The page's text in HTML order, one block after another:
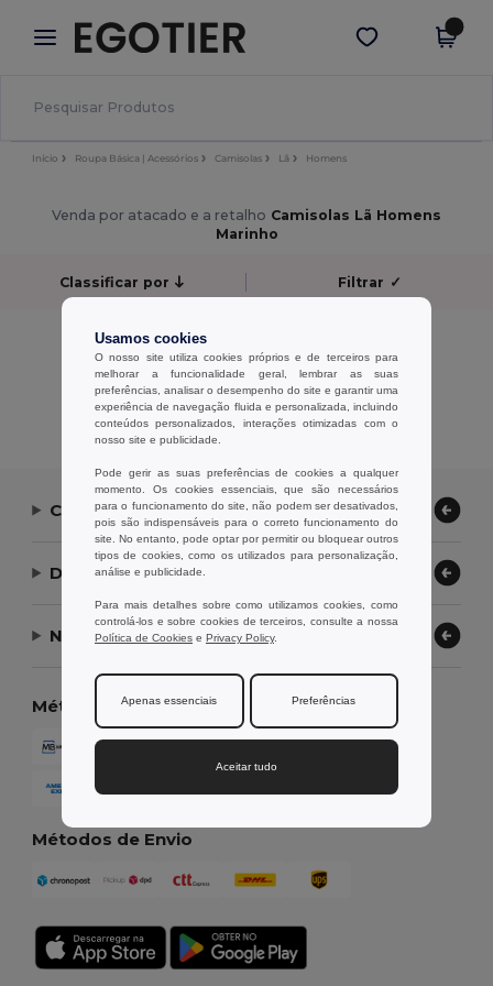
× App Egotier
Melhores preços na app!
Obter app
Início Roupa Básica | Acessórios Camisolas Lã Homens
Venda por atacado e a retalho Camisolas Lã Homens
Marinho
Classificar por Filtrar ✓
Sem resultados.
Sem resultados.
Exibindo Todos Os Produtos.
Contate-nos
Deixe-nos ajudar
Nossa Empresa
Métodos de Pagamento
Métodos de Envio
Usamos cookies
O nosso site utiliza cookies próprios e de terceiros para
melhorar a funcionalidade geral, lembrar as suas
preferências, analisar o desempenho do site e garantir uma
experiência de navegação fluida e personalizada, incluindo
conteúdos personalizados, interações otimizadas com o
nosso site e publicidade.
Pode gerir as suas preferências de cookies a qualquer
momento. Os cookies essenciais, que são necessários
para o funcionamento do site, não podem ser desativados,
pois são indispensáveis para o correto funcionamento do
site. No entanto, pode optar por permitir ou bloquear outros
tipos de cookies, como os utilizados para personalização,
análise e publicidade.
Para mais detalhes sobre como utilizamos cookies, como
controlá-los e sobre cookies de terceiros, consulte a nossa
Política de Cookies e Privacy Policy.
Apenas essenciais Preferências
Aceitar tudo